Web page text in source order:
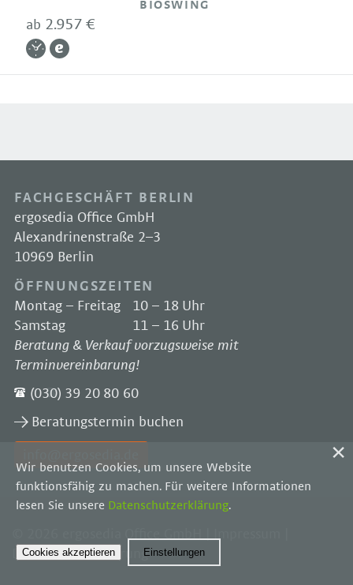
BIOSWING
ab 2.957 €
FACHGESCHÄFT BERLIN
ergosedia Office GmbH
Alexandrinenstraße 2–3
10969 Berlin
ÖFFNUNGSZEITEN
Montag – Freitag
10 – 18 Uhr
Samstag
11 – 16 Uhr
Beratung & Verkauf vorzugsweise mit
Terminvereinbarung!
(030) 39 20 80 60
Beratungstermin buchen
Datenschutzerklärung
Wir benutzen Cookies, um unsere Website
funktionsfähig zu machen. Für weitere Informationen
lesen Sie unsere Datenschutzerklärung.
Cookies akzeptieren Einstellungen